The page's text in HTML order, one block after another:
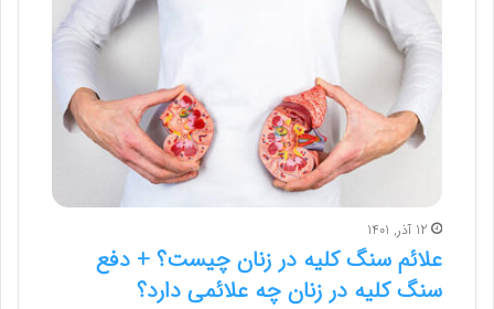
12 آذر, 1401
علائم سنگ کلیه در زنان چیست؟ + دفع
سنگ کلیه در زنان چه علائمی دارد؟